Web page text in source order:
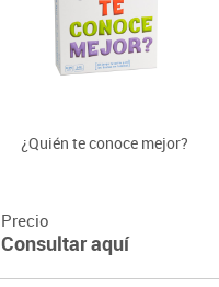
¿Quién te conoce mejor?
Precio
Consultar aquí